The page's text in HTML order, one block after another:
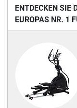
ENTDECKEN SIE
UROPAS NR. 1